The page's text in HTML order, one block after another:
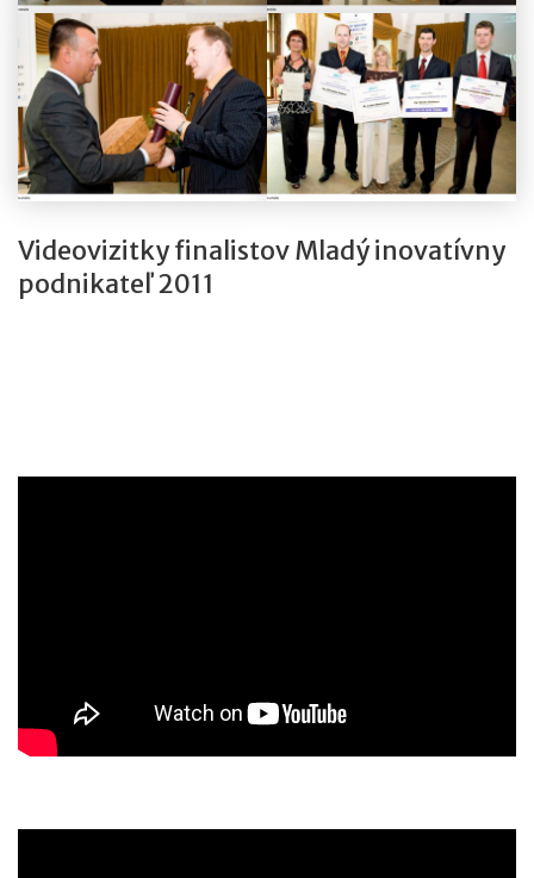
Videovizitky finalistov Mladý inovatívny
podnikateľ 2011